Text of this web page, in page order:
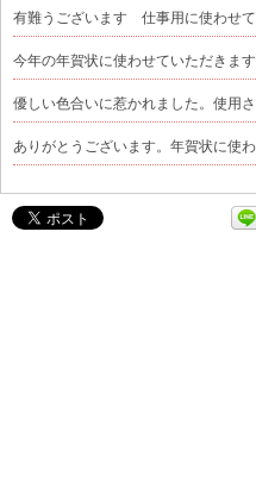
有難うございます 仕事用に使わせ
今年の年賀状に使わせていただきます
優しい色合いに惹かれました。使用さ
ありがとうございます。年賀状に使わ